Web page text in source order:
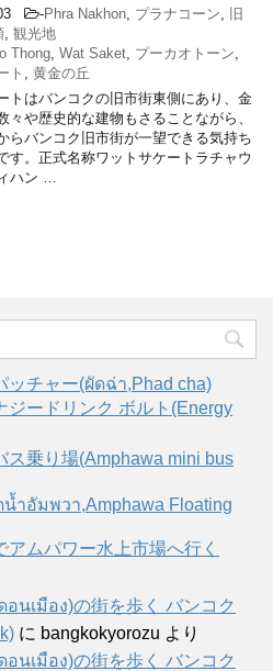
-Phra Nakhon プラナコーン
旧
観光地
Thong Wat Saket プーカオトーン
ト
黄金の丘
トはバンコクの旧市街東側にあり、金
々や歴史的な建物もさることながら、
らバンコク旧市街が一望できる気持ち
す。正式名称ワットサケートラチャウ
ハン …
ッチャー(ผัดฉ่า,Phad cha)
ジードリンク ボルト(Energy
ス乗り場(Amphawa mini bus
ำอัมพวา,Amphawa Floating
ムパワー水上市場へ行く
อนเมือง)の街を歩く バンコク
に bangkokyorozu より
อนเมือง)の街を歩く バンコク